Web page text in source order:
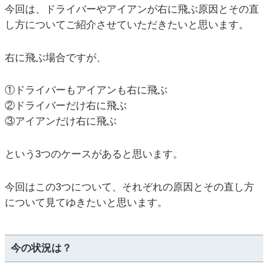
今回は、ドライバーやアイアンが右に飛ぶ原因とその直
し方についてご紹介させていただきたいと思います。
右に飛ぶ場合ですが、
①ドライバーもアイアンも右に飛ぶ
②ドライバーだけ右に飛ぶ
③アイアンだけ右に飛ぶ
という3つのケースがあると思います。
今回はこの3つについて、それぞれの原因とその直し方
について見てゆきたいと思います。
今の状況は？